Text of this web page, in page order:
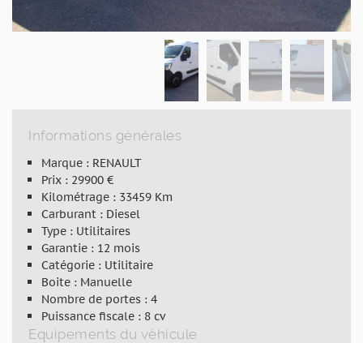
Informations générales
Marque : RENAULT
Prix : 29900 €
Kilométrage : 33459 Km
Carburant : Diesel
Type : Utilitaires
Garantie : 12 mois
Catégorie : Utilitaire
Boite : Manuelle
Nombre de portes : 4
Puissance fiscale : 8 cv
Equipements du véhicule